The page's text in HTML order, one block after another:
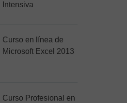
Intensiva
Curso en línea de
Microsoft Excel 2013
Curso Profesional en